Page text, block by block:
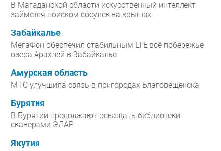
В Магаданской области искусственный интеллект
займется поиском сосулек на крышах
Забайкалье
МегаФон обеспечил стабильным LTE всё побережье
озера Арахлей в Забайкалье
Амурская область
МТС улучшила связь в пригородах Благовещенска
Бурятия
В Бурятии продолжают оснащать библиотеки
сканерами ЭЛАР
Якутия